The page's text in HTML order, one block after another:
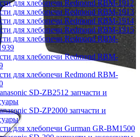
для хлебопечи Redmond RBM-1912
для хлебопечи Redmond RBM-1913
для хлебопечи Redmond RBM-1914
для хлебопечи Redmond RBM-1915
для хлебопечи Redmond RBM-
для хлебопечи Redmond RBM-
для хлебопечи Redmond RBM-
SD-ZB2512 запчасти и
SD-ZP2000 запчасти и
для хлебопечи Gurman GR-BM1500